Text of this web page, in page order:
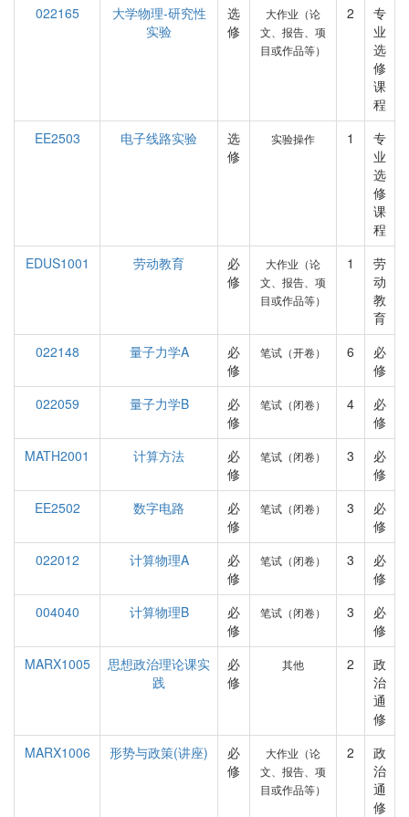
022165
大学物理-研究性
实验
选
修
大作业（论
文、报告、项
目或作品等）
2
专
业
选
修
课
程
EE2503
电子线路实验
选
修
实验操作 1
专
业
选
修
课
程
EDUS1001
劳动教育
必
修
大作业（论
文、报告、项
目或作品等）
1
劳
动
教
育
022148
量子力学A
必
修
笔试（开卷） 6
必
修
022059
量子力学B
必
修
笔试（闭卷） 4
必
修
MATH2001
计算方法
必
修
笔试（闭卷） 3
必
修
EE2502
数字电路
必
修
笔试（闭卷） 3
必
修
022012
计算物理A
必
修
笔试（闭卷） 3
必
修
004040
计算物理B
必
修
笔试（闭卷） 3
必
修
MARX1005
思想政治理论课实
践
必
修
其他 2
政
治
通
修
MARX1006
形势与政策(讲座)
必
修
大作业（论
文、报告、项
目或作品等）
2
政
治
通
修